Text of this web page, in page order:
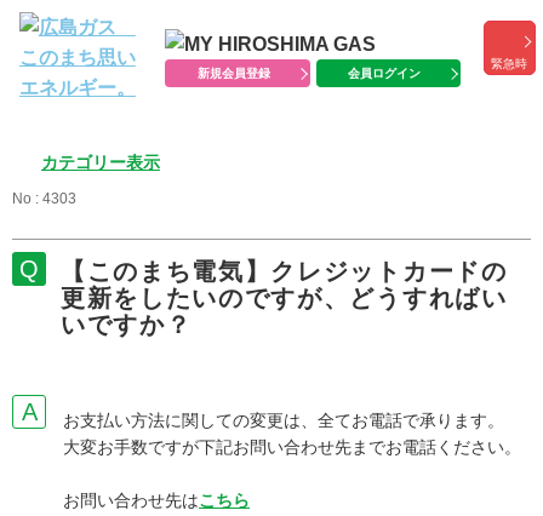
新規会員登録 会員ログイン
緊急時
カテゴリー表示
No : 4303
【このまち電気】クレジットカードの
更新をしたいのですが、どうすればい
いですか？
お支払い方法に関しての変更は、全てお電話で承ります。
大変お手数ですが下記お問い合わせ先までお電話ください。
お問い合わせ先はこちら